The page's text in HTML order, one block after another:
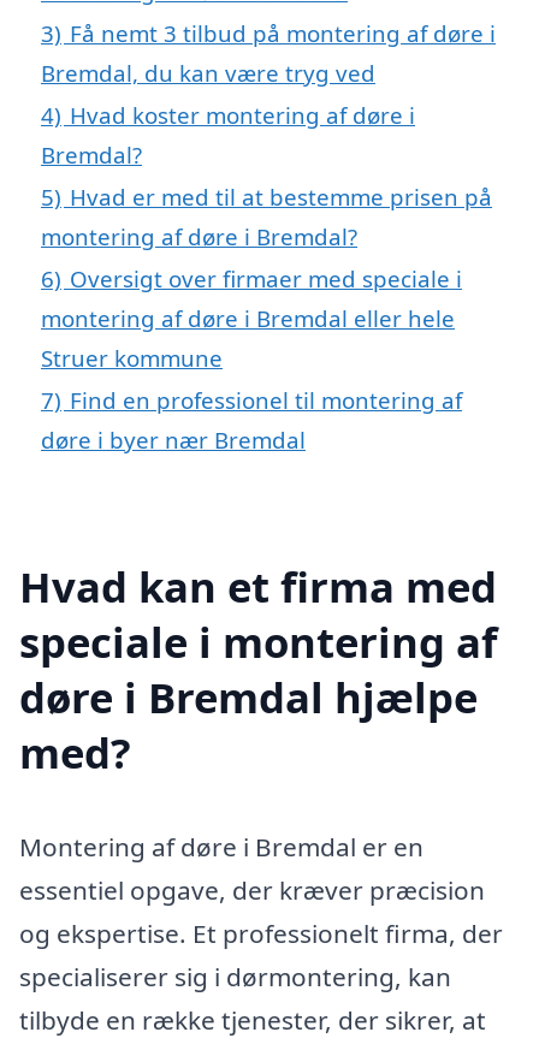
3) Få nemt 3 tilbud på montering af døre i
Bremdal, du kan være tryg ved
4) Hvad koster montering af døre i
Bremdal?
5) Hvad er med til at bestemme prisen på
montering af døre i Bremdal?
6) Oversigt over firmaer med speciale i
montering af døre i Bremdal eller hele
Struer kommune
7) Find en professionel til montering af
døre i byer nær Bremdal
Hvad kan et firma med
speciale i montering af
døre i Bremdal hjælpe
med?
Montering af døre i Bremdal er en
essentiel opgave, der kræver præcision
og ekspertise. Et professionelt firma, der
specialiserer sig i dørmontering, kan
tilbyde en række tjenester, der sikrer, at